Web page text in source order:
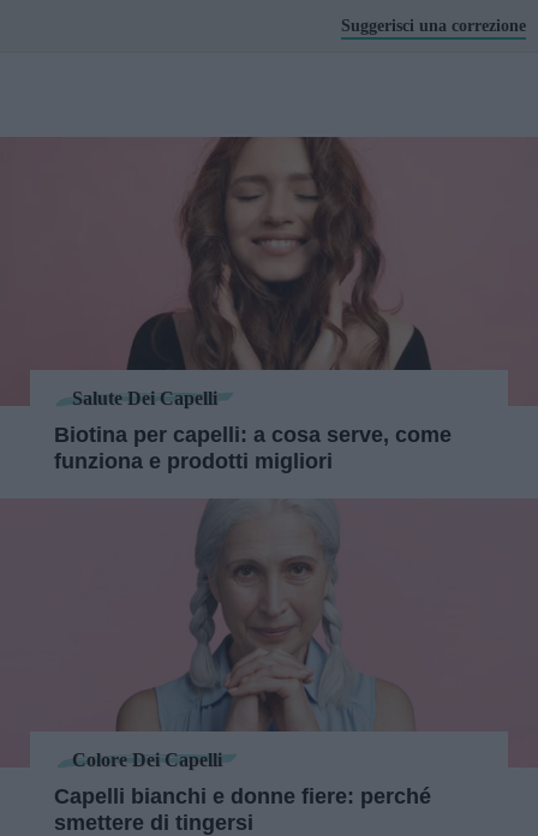
Suggerisci una correzione
Salute Dei Capelli
Biotina per capelli: a cosa serve, come
funziona e prodotti migliori
Colore Dei Capelli
Capelli bianchi e donne fiere: perché
smettere di tingersi